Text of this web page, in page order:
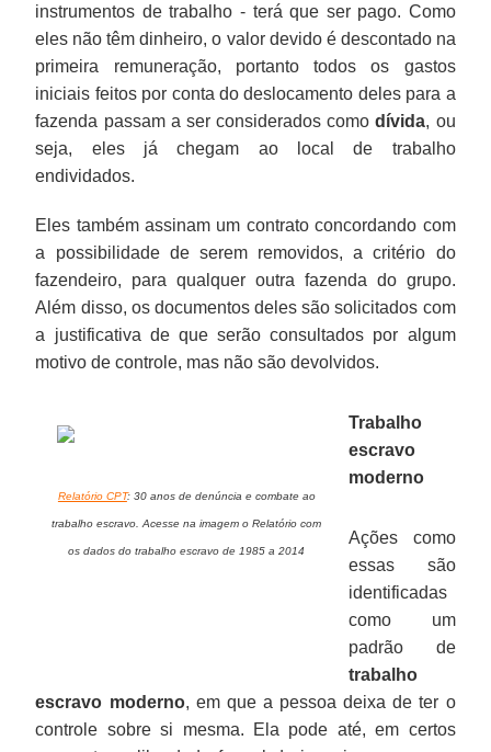
instrumentos de trabalho - terá que ser pago. Como
eles não têm dinheiro, o valor devido é descontado na
primeira remuneração, portanto todos os gastos
iniciais feitos por conta do deslocamento deles para a
fazenda passam a ser considerados comodívida, ou
seja, eles já chegam ao local de trabalho
endividados.
Eles também assinam um contrato concordando com
a possibilidade de serem removidos, a critério do
fazendeiro, para qualquer outra fazenda do grupo.
Além disso, os documentos deles são solicitados com
a justificativa de que serão consultados por algum
motivo de controle, mas não são devolvidos.
Relatório CPT: 30 anos de denúncia e combate ao
trabalho escravo. Acesse na imagem o Relatório com
os dados do trabalho escravo de 1985 a 2014
Trabalho
escravo
moderno
Ações como
essas são
identificadas
como um
padrão de
trabalho
escravo moderno, em que a pessoa deixa de ter o
controle sobre si mesma. Ela pode até, em certos